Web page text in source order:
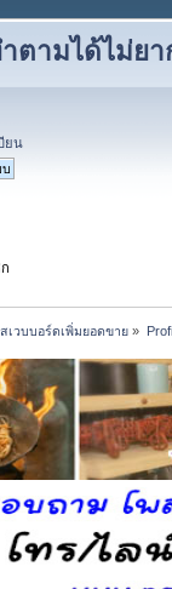
ตามได้ไม่ย
ยน
เวบบอร์ดเพิ่มยอดขาย »